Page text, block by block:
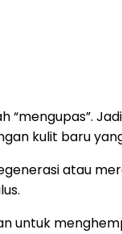
kulit baru
atau
untuk